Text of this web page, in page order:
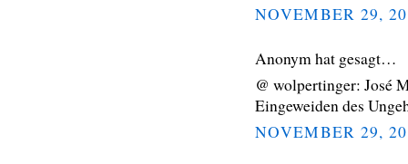
NOVEMBER 29,
Anonym hat gesagt…
@ wolpertinger: José
Eingeweiden des
NOVEMBER 29,